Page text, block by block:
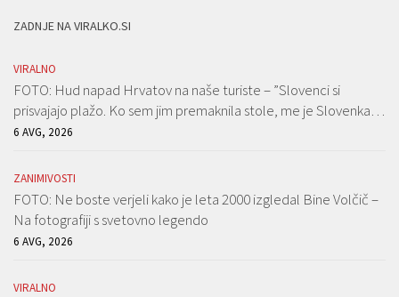
ZADNJE NA VIRALKO.SI
VIRALNO
FOTO: Hud napad Hrvatov na naše turiste – ”Slovenci si
prisvajajo plažo. Ko sem jim premaknila stole, me je Slovenka…
6 AVG, 2026
ZANIMIVOSTI
FOTO: Ne boste verjeli kako je leta 2000 izgledal Bine Volčič –
Na fotografiji s svetovno legendo
6 AVG, 2026
VIRALNO